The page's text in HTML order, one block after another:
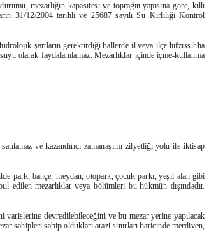
mezarlığın kapasitesi ve toprağın yapısına göre, killi
31/12/2004 tarihli ve 25687 sayılı Su Kirliliği Kontrol
şartların gerektirdiği hallerde il veya ilçe hıfzıssıhha
olarak faydalanılamaz. Mezarlıklar içinde içme-kullanma
ve kazandırıcı zamanaşımı zilyetliği yolu ile iktisap
park, bahçe, meydan, otopark, çocuk parkı, yeşil alan gibi
edilen mezarlıklar veya bölümleri bu hükmün dışındadır.
varislerine devredilebileceğini ve bu mezar yerine yapılacak
sahipleri sahip oldukları arazi sınırları haricinde merdiven,